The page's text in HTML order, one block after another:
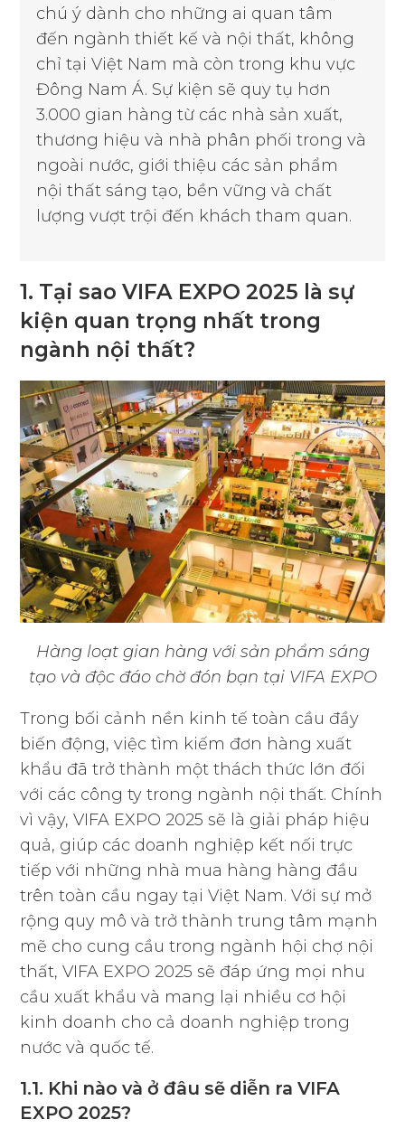
chú ý dành cho những ai quan tâm
đến ngành thiết kế và nội thất, không
chỉ tại Việt Nam mà còn trong khu vực
Đông Nam Á. Sự kiện sẽ quy tụ hơn
3.000 gian hàng từ các nhà sản xuất,
thương hiệu và nhà phân phối trong và
ngoài nước, giới thiệu các sản phẩm
nội thất sáng tạo, bền vững và chất
lượng vượt trội đến khách tham quan.
1. Tại sao VIFA EXPO 2025 là sự
kiện quan trọng nhất trong
ngành nội thất?
Hàng loạt gian hàng với sản phẩm sáng
tạo và độc đáo chờ đón bạn tại VIFA EXPO
Trong bối cảnh nền kinh tế toàn cầu đầy
biến động, việc tìm kiếm đơn hàng xuất
khẩu đã trở thành một thách thức lớn đối
với các công ty trong ngành nội thất. Chính
vì vậy, VIFA EXPO 2025 sẽ là giải pháp hiệu
quả, giúp các doanh nghiệp kết nối trực
tiếp với những nhà mua hàng hàng đầu
trên toàn cầu ngay tại Việt Nam. Với sự mở
rộng quy mô và trở thành trung tâm mạnh
mẽ cho cung cầu trong ngành hội chợ nội
thất, VIFA EXPO 2025 sẽ đáp ứng mọi nhu
cầu xuất khẩu và mang lại nhiều cơ hội
kinh doanh cho cả doanh nghiệp trong
nước và quốc tế.
1.1. Khi nào và ở đâu sẽ diễn ra VIFA
EXPO 2025?